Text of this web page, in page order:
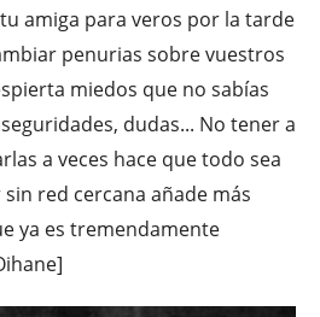
amiga para veros por la tarde
penurias sobre vuestros
miedos que no sabías
dudas... No tener a
a veces hace que todo sea
red cercana añade más
ya es tremendamente